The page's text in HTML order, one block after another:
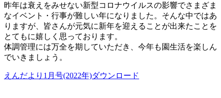
昨年は衰えをみせない新型コロナウイルスの影響でさまざま
なイベント・行事が難しい年になりました。そんな中ではあ
りますが、皆さんが元気に新年を迎えることが出来たことを
とてもに嬉しく思っております。
体調管理には万全を期していただき、今年も園生活を楽しん
でいきましょう。
えんだより1月号(2022年)ダウンロード